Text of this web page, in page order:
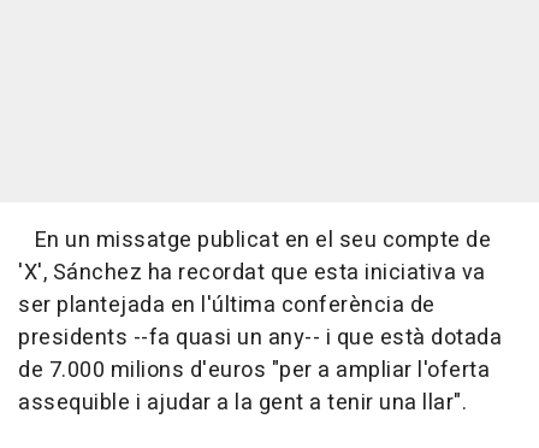
En un missatge publicat en el seu compte de
'X', Sánchez ha recordat que esta iniciativa va
ser plantejada en l'última conferència de
presidents --fa quasi un any-- i que està dotada
de 7.000 milions d'euros "per a ampliar l'oferta
assequible i ajudar a la gent a tenir una llar".